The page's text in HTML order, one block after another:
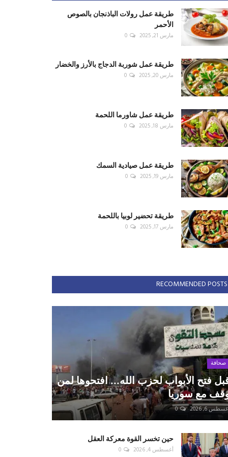
طريقة عمل رولات الباذنجان بالصوص
الأحمر
مارس 21, 2025 0
طريقة عمل شوربة الدجاج بالأرز والخضار
مارس 20, 2025 0
طريقة عمل شاورما اللحمة
مارس 18, 2025 0
طريقة عمل صيادية السمك
مارس 19, 2025 0
طريقة تحضير لوبيا باللحمة
مارس 17, 2025 0
RECOMMENDED POSTS
صحافة
فتح الأبواب لحزب الله... افتحوها لمن
مع سوريا
6, 2026
0
حين تخسر القوة معركة العقل
أغسطس 4, 2026 0